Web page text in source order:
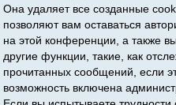
Она удаляет все созданные
позволяют вам оставаться
на этой конференции, а также
другие функции, такие, как
прочитанных сообщений, если
возможность включена